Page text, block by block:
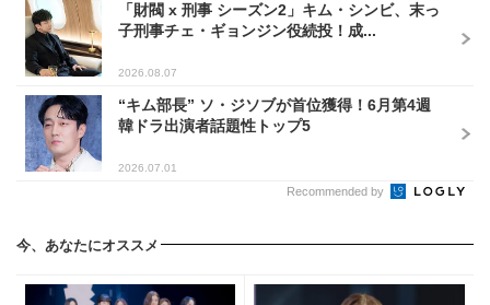
「財閥 x 刑事 シーズン2」キム・シンビ、末っ
子刑事チェ・ギョンジン役続投！成...
2026.08.07
“キム部長” ソ・ジソブが首位獲得！6月第4週
韓ドラ出演者話題性トップ5
2026.07.01
Recommended by
今、あなたにオススメ